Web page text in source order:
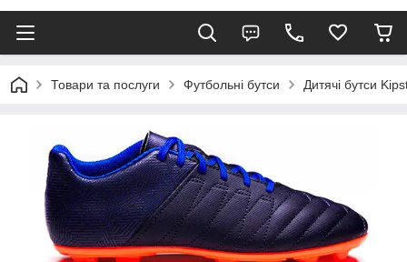
Товари та послуги Футбольні бутси Дитячі бутси